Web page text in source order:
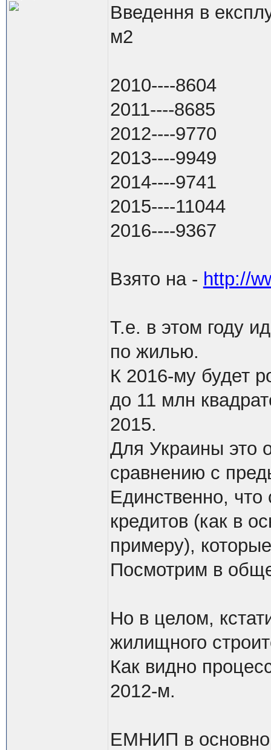
Введення в
м2
2010----8604
2011----8685
2012----9770
2013----9949
2014----9741
2015----11044
2016----9367
Взято на - http://
Т.е. в этом году
по жилью.
К 2016-му будет
до 11 млн
2015.
Для Украины это
сравнению с
Единственно, что
кредитов (как в
примеру),
Посмотрим в
Но в целом,
жилищного
Как видно
2012-м.
ЕМНИП в